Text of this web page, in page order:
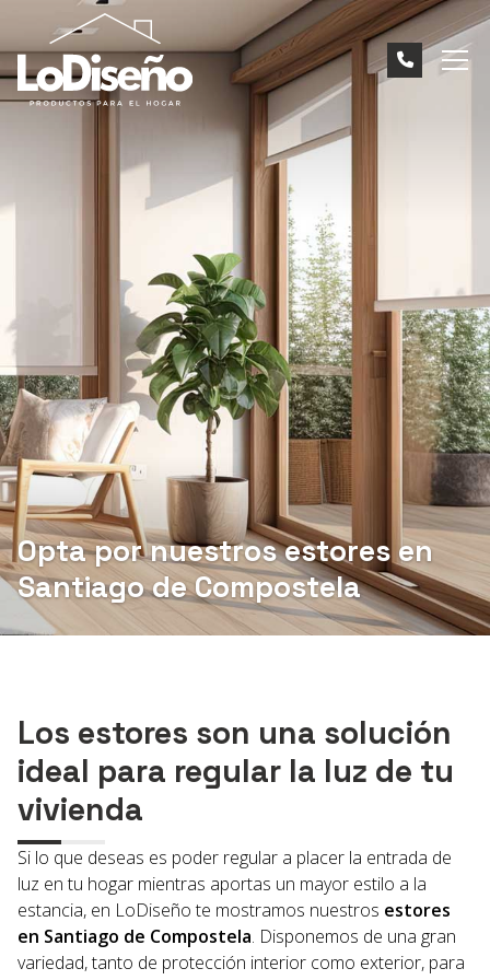
Mamparas
Tenemos la mampara que estás buscando
Cortinas de cristal
Cubrimos todas tus necesidades
Otros productos
Todo lo que necesitas
INICIO
CONTACTO
604 059 323 ¿Alguna duda?
Opta por nuestros estores en
Santiago de Compostela
Los estores son una solución
ideal para regular la luz de tu
vivienda
Si lo que deseas es poder regular a placer la entrada de
luz en tu hogar mientras aportas un mayor estilo a la
estancia, en LoDiseño te mostramos nuestros estores
en Santiago de Compostela. Disponemos de una gran
variedad, tanto de protección interior como exterior, para